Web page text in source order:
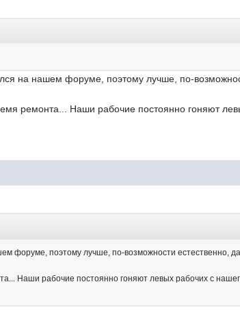
на нашем форуме, поэтому лучше, по-
ремонта... Наши рабочие постоянно гоняют
форуме, поэтому лучше, по-возможности естественно,
Наши рабочие постоянно гоняют левых рабочих с